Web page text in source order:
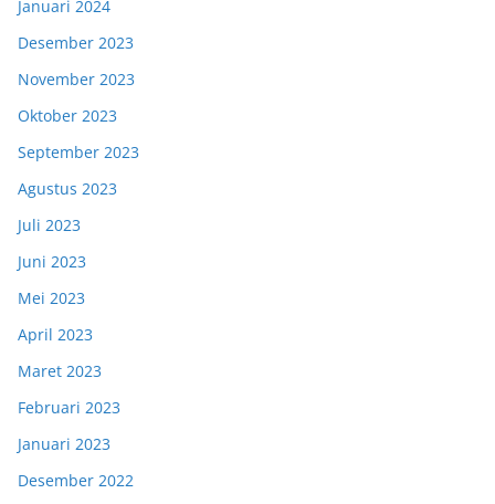
Januari 2024
Desember 2023
November 2023
Oktober 2023
September 2023
Agustus 2023
Juli 2023
Juni 2023
Mei 2023
April 2023
Maret 2023
Februari 2023
Januari 2023
Desember 2022